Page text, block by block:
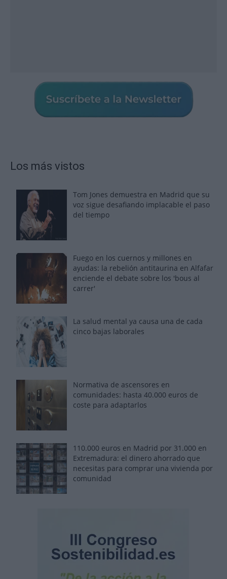
Los más vistos
Tom Jones demuestra en Madrid que su
voz sigue desafiando implacable el paso
del tiempo
Fuego en los cuernos y millones en
ayudas: la rebelión antitaurina en Alfafar
enciende el debate sobre los 'bous al
carrer'
La salud mental ya causa una de cada
cinco bajas laborales
Normativa de ascensores en
comunidades: hasta 40.000 euros de
coste para adaptarlos
110.000 euros en Madrid por 31.000 en
Extremadura: el dinero ahorrado que
necesitas para comprar una vivienda por
comunidad